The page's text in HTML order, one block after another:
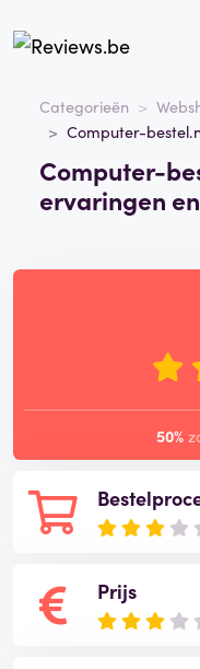
Categorieën
Computer-
Computer-
ervaringen
Prijs
50%